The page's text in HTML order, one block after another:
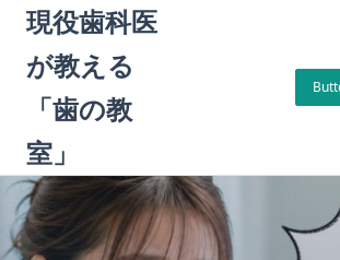
Skip
content
現役歯科医
が教える
「歯の教
室」